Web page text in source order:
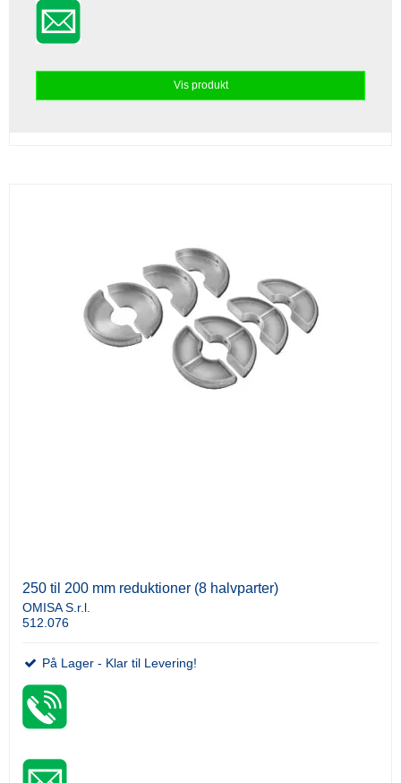
Vis produkt
250 til 200 mm reduktioner (8 halvparter)
OMISA S.r.l.
512.076
På Lager - Klar til Levering!